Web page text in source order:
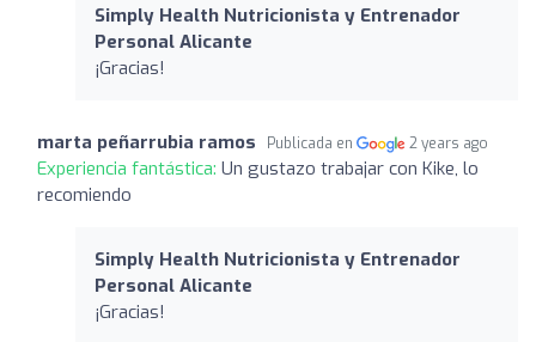
Simply Health Nutricionista y Entrenador
Personal Alicante
¡Gracias!
marta peñarrubia ramos Publicada en 2 years ago
Experiencia fantástica: Un gustazo trabajar con Kike, lo
recomiendo
Simply Health Nutricionista y Entrenador
Personal Alicante
¡Gracias!